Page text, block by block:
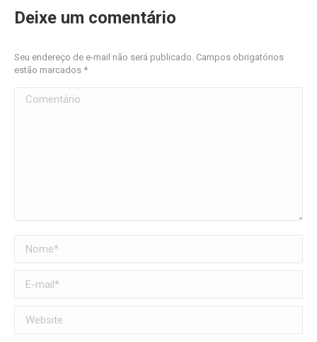
Deixe um comentário
Seu endereço de e-mail não será publicado. Campos obrigatórios
estão marcados *
Comentário
Nome *
E-mail *
Website